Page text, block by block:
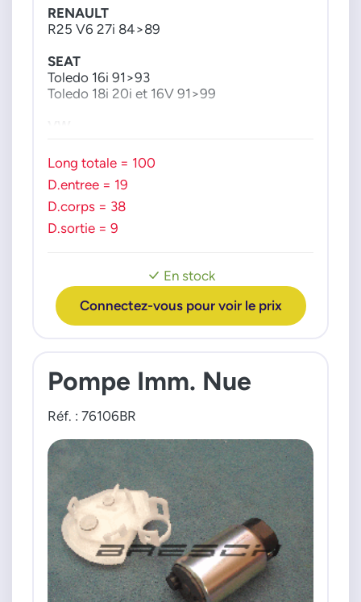
357906092C
357906092E
357906092N
357906092P
533906092
8243134
E22041009
E22041009065
E22041013
E22041075
E22041075Z
E22057013
En stock
Connectez-vous pour voir le prix
RENAULT
R25 V6 27i 84>89
SEAT
Toledo 16i 91>93
Toledo 18i 20i et 16V 91>99
Golf 2 GTI 18i 83>93
Golf 2 cabrio 18i 89>93
Golf GTI 16V 18i 85>93
Jetta 18i 16V 83>89
Long totale = 100
D.entree = 19
D.corps = 38
D.sortie = 9
Pompe Imm. Nue
Réf. : 76106BR